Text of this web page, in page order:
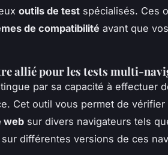
outils de test spécialisés. Ces
de compatibilité avant que
allié pour les tests multi-
par sa capacité à effectuer
Cet outil vous permet de vérifier
web sur divers navigateurs tels
différentes versions de ces